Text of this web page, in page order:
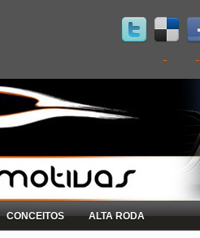
CONCEITOS ALTA RODA